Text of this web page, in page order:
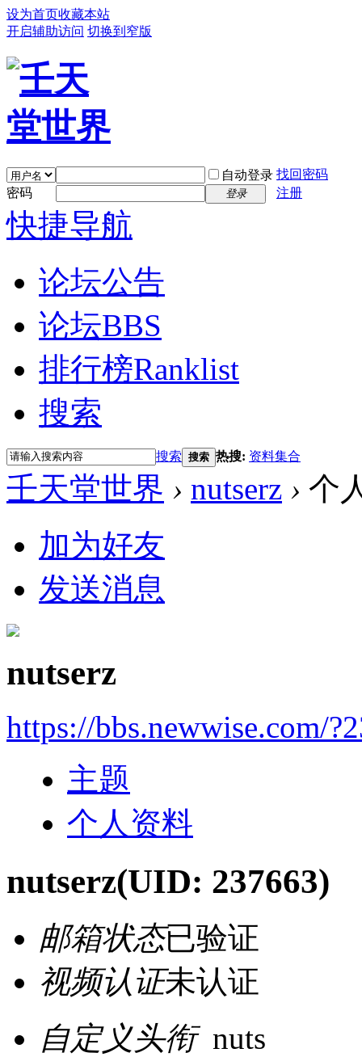
设为首页收藏本站
开启辅助访问 切换到窄版
自动登录 找回密码
密码
登录 注册
快捷导航
论坛公告
论坛BBS
排行榜Ranklist
搜索
搜索 搜索 热搜: 资料集合
壬天堂世界 › nutserz › 个
加为好友
发送消息
nutserz
https://bbs.newwise.com/
主题
个人资料
nutserz(UID: 237663)
邮箱状态已验证
视频认证未认证
自定义头衔 nuts